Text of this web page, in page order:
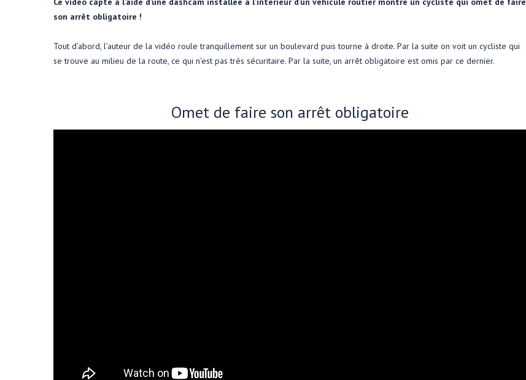
son arrêt obligatoire !
Tout d’abord, l’auteur de la vidéo roule tranquillement sur un boulevard puis tourne à droite. Par la suite on voit un cycliste qui
se trouve au milieu de la route, ce qui n’est pas très sécuritaire. Par la suite, un arrêt obligatoire est omis par ce dernier.
Omet de faire son arrêt obligatoire